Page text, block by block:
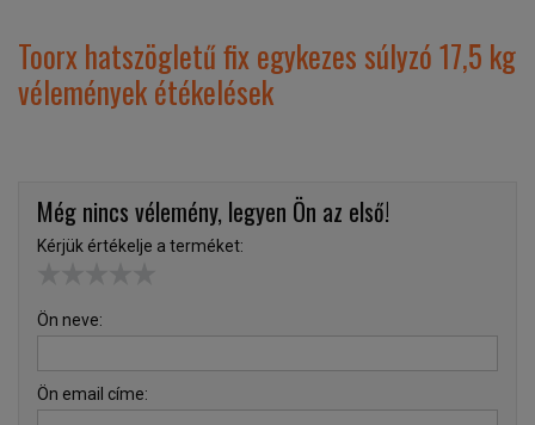
Toorx hatszögletű fix egykezes súlyzó 17,5 kg
vélemények étékelések
Még nincs vélemény, legyen Ön az első!
Kérjük értékelje a terméket:
Ön neve:
Ön email címe: